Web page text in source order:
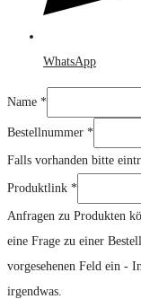
WhatsApp
Name *
Bestellnummer *
Falls vorhanden bitte
Produktlink *
Anfragen zu Produkten
eine Frage zu einer
vorgesehenen Feld ein -
irgendwas.